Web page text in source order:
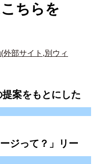
ちらを
外部サイト,別ウィ
提案をもとにした
ジって？」リー